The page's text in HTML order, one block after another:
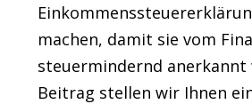
machen, damit sie vom
steuermindernd anerkannt
Beitrag stellen wir Ihnen